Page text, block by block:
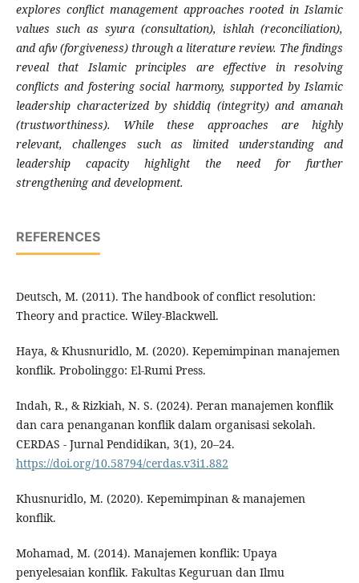
explores conflict management approaches rooted in Islamic
values such as syura (consultation), ishlah (reconciliation),
and afw (forgiveness) through a literature review. The findings
reveal that Islamic principles are effective in resolving
conflicts and fostering social harmony, supported by Islamic
leadership characterized by shiddiq (integrity) and amanah
(trustworthiness). While these approaches are highly
relevant, challenges such as limited understanding and
leadership capacity highlight the need for further
strengthening and development.
REFERENCES
Deutsch, M. (2011). The handbook of conflict resolution:
Theory and practice. Wiley-Blackwell.
Haya, & Khusnuridlo, M. (2020). Kepemimpinan manajemen
konflik. Probolinggo: El-Rumi Press.
Indah, R., & Rizkiah, N. S. (2024). Peran manajemen konflik
dan cara penanganan konflik dalam organisasi sekolah.
CERDAS - Jurnal Pendidikan, 3(1), 20–24.
https://doi.org/10.58794/cerdas.v3i1.882
Khusnuridlo, M. (2020). Kepemimpinan & manajemen
konflik.
Mohamad, M. (2014). Manajemen konflik: Upaya
penyelesaian konflik. Fakultas Keguruan dan Ilmu